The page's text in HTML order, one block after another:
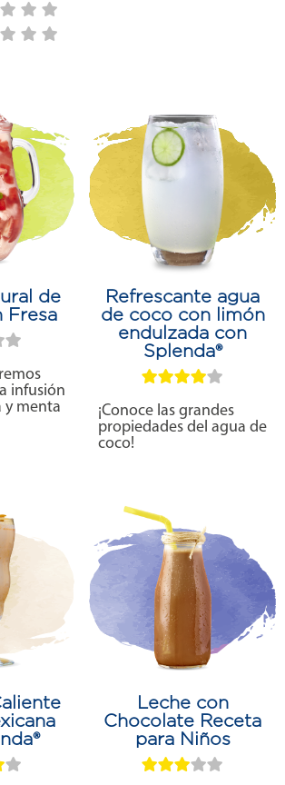
de
Fresa
infusión
y menta
Refrescante agua
de coco con limón
endulzada con
Splenda®
¡Conoce las grandes
propiedades del agua de
coco!
Leche con
Chocolate Receta
para Niños